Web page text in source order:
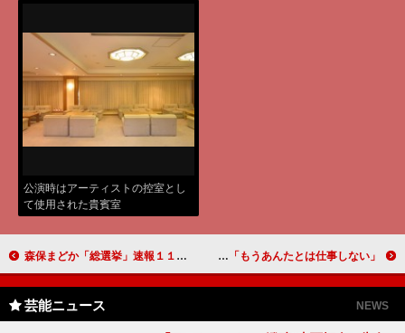
公演時はアーティストの控室とし
て使用された貴賓室
森保まどか「総選挙」速報１１位に喜び 指原からの激励メールに感謝「今年こそ」 大泉洋、劇団ひとりに刺激され監督デビュー！？ 劇団ひとりは柴咲コウに「もうあんたとは仕事しない」
芸能ニュース NEWS